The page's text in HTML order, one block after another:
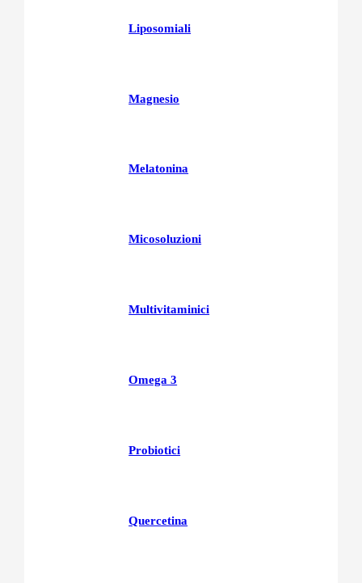
Liposomiali
Magnesio
Melatonina
Micosoluzioni
Multivitaminici
Omega 3
Probiotici
Quercetina